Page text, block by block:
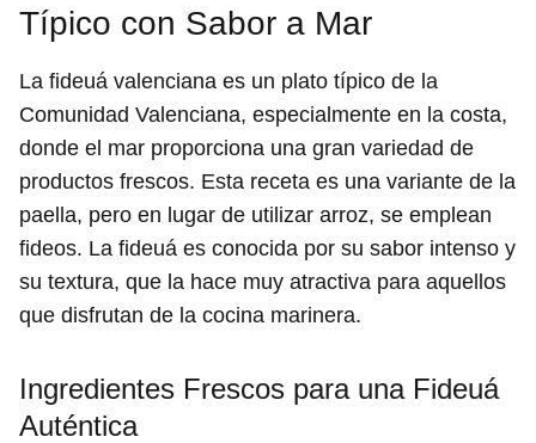
Típico con Sabor a Mar
La fideuá valenciana es un plato típico de la
Comunidad Valenciana, especialmente en la costa,
donde el mar proporciona una gran variedad de
productos frescos. Esta receta es una variante de la
paella, pero en lugar de utilizar arroz, se emplean
fideos. La fideuá es conocida por su sabor intenso y
su textura, que la hace muy atractiva para aquellos
que disfrutan de la cocina marinera.
Ingredientes Frescos para una Fideuá
Auténtica